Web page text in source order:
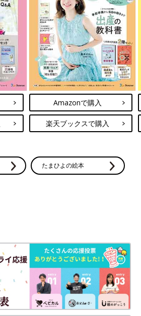
Amazonで購入
楽天ブックスで購入
たまひよの絵本